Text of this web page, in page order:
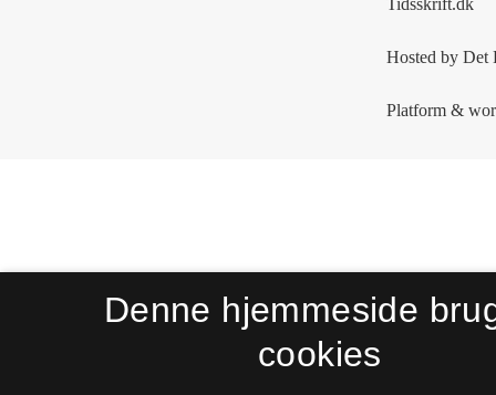
Denne hjemmeside
cookies